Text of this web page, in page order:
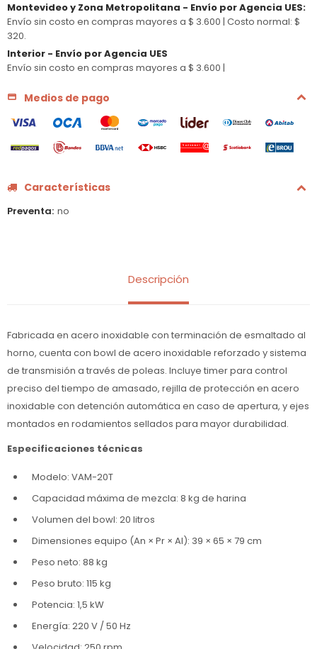
Montevideo y Zona Metropolitana - Envío por Agencia UES:
Envío sin costo en compras mayores a $ 3.600 | Costo normal: $
320.
Interior - Envío por Agencia UES
Envío sin costo en compras mayores a $ 3.600 |
Medios de pago
Características
Preventa no
Descripción
Fabricada en acero inoxidable con terminación de esmaltado al
horno, cuenta con bowl de acero inoxidable reforzado y sistema
de transmisión a través de poleas. Incluye timer para control
preciso del tiempo de amasado, rejilla de protección en acero
inoxidable con detención automática en caso de apertura, y ejes
montados en rodamientos sellados para mayor durabilidad.
Especificaciones técnicas
Modelo: VAM-20T
Capacidad máxima de mezcla: 8 kg de harina
Volumen del bowl: 20 litros
Dimensiones equipo (An × Pr × Al): 39 × 65 × 79 cm
Peso neto: 88 kg
Peso bruto: 115 kg
Potencia: 1,5 kW
Energía: 220 V / 50 Hz